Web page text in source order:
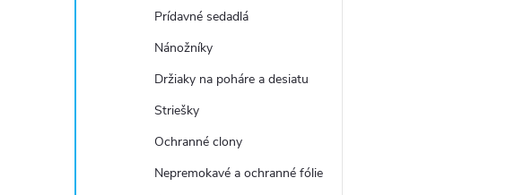
Prídavné sedadlá
Nánožníky
Držiaky na poháre a desiatu
Striešky
Ochranné clony
Nepremokavé a ochranné fólie